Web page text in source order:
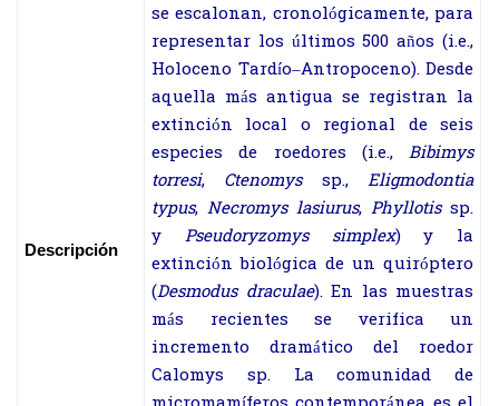
Descripción
se escalonan, cronológicamente, para
representar los últimos 500 años (i.e.,
Holoceno Tardío–Antropoceno). Desde
aquella más antigua se registran la
extinción local o regional de seis
especies de roedores (i.e., Bibimys
torresi, Ctenomys sp.,Eligmodontia
typus, Necromys lasiurus, Phyllotis sp.
y Pseudoryzomys simplex) y la
extinción biológica de un quiróptero
(Desmodus draculae). En las muestras
más recientes se verifica un
incremento dramático del roedor
Calomys sp. La comunidad de